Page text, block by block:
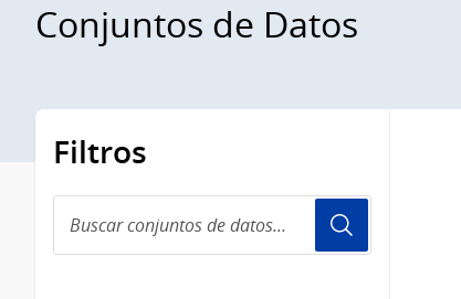
Conjuntos de Datos
Filtros
conjuntos
de